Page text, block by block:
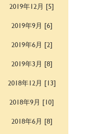
2019年12月 [5]
2019年9月 [6]
2019年6月 [2]
2019年3月 [8]
2018年12月 [13]
2018年9月 [10]
2018年6月 [8]